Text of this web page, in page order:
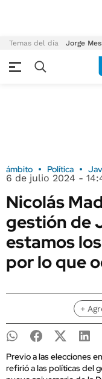
Temas del día Jorge
ámbito Política
6 de julio 2024 -
Nicolás
gestión de
estamos
por lo que
+
Previo a las elecciones
refirió a las políticas del